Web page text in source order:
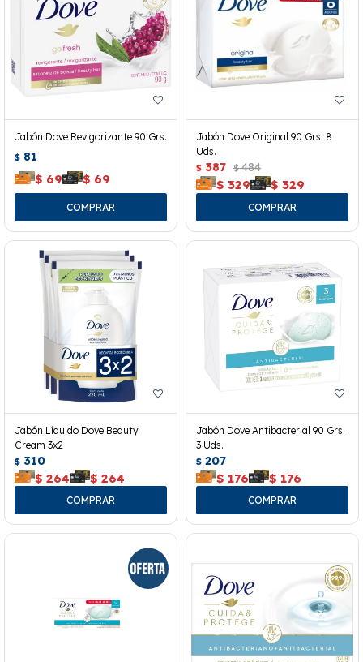
Jabón Dove Revigorizante 90 Grs.
$ 81
$ 69 $ 69
Jabón Dove Original 90 Grs. 8
Uds.
$ 387 $ 484
$ 329 $ 329
Jabón Líquido Dove Beauty
Cream 3x2
$ 310
$ 264 $ 264
Jabón Dove Antibacterial 90 Grs.
3 Uds.
$ 207
$ 176 $ 176